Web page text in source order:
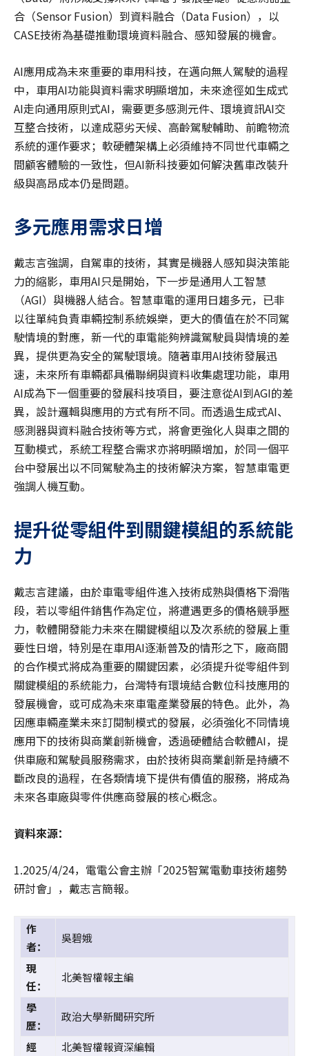
合（Sensor Fusion）到資料融合（Data Fusion），以
CASE技術為基礎推動環境資料融合、感知發展的機會。
AI應用成為未來重要的車用科技，在邁向無人駕駛的過程
中，車用AI功能與資料需求明顯增加，未來途徑如生成式
AI走向通用原則式AI，需要更多感測元件、環境資訊AI交
互整合技術，以達成惡劣天候、高齡駕駛輔助、前瞻物流
系統的運作要求；軟硬體架構上必須維持不同世代車輛之
間顧客體驗的一致性，但AI新科技要如何解決舊車改裝升
級與高昂成本仍是問題。
多元應用需求日增
戴志言強調，自駕車的技術，其實是機器人感知與決策能
力的縮影，車用AI只是開始，下一步是通用人工智慧
（AGI）與機器人結合。智慧車電的運用日趨多元，已非
以往單純負責車輛控制系統娛樂，更大的價值在於不同駕
駛情境的對應，新一代的車電能夠辨識駕駛員與情境的差
異，提供更為安全的駕駛環境。隨著車用AI技術發展迅
速，未來所有車輛都具備聯網與資料收集處理功能，車用
AI成為下一個重要的發展科技項目，要注意從AI到AGI的差
異，設計邏輯與應用的方式有所不同。而透過生成式AI、
感測器與資料融合技術等方式，將會更強化人與車之間的
互動模式，系統工程整合需求亦將明顯增加，於同一個平
台中發展出以不同駕駛為主的技術解決方案，智慧車電更
強調人機互動。
提升從零組件到關鍵模組的系統能
力
戴志言建議，由於車電零組件進入技術成熟與價格下滑階
段，若以零組件銷售作為定位，將遭遇更多的價格競爭壓
力，軟體開發能力未來在關鍵模組以及次系統的發展上重
要性日增，特別是在車用AI逐漸普及的情形之下，廠商間
的合作模式將成為重要的關鍵因素，必須提升從零組件到
關鍵模組的系統能力，台灣特有環境結合數位科技應用的
發展機會，或可成為未來車電產業發展的特色。此外，為
因應車輛產業未來訂閱制模式的發展，必須強化不同情境
應用下的技術與商業創新機會，透過硬體結合軟體AI，提
供車廠和駕駛員服務需求，由於技術與商業創新是持續不
斷改良的過程，在各類情境下提供有價值的服務，將成為
未來各車廠與零件供應商發展的核心概念。
資料來源：
1.2025/4/24，電電公會主辦「2025智駕電動車技術趨勢
研討會」，戴志言簡報。
作
者：
吳碧娥
現
任：
北美智權報主編
學
歷：
政治大學新聞研究所
經
北美智權報資深編輯